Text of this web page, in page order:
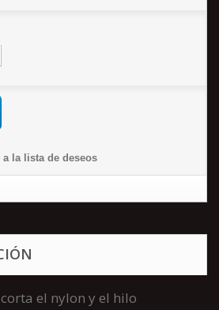
a la lista de deseos
el nylon y el hilo